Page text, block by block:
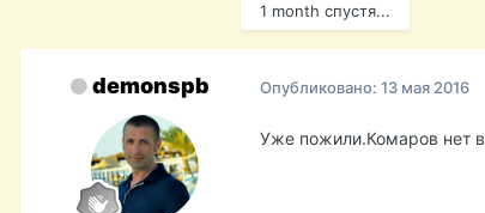
1 month спустя...
demonspb Опубликовано: 13 мая 2016
Уже пожили.Комаров нет